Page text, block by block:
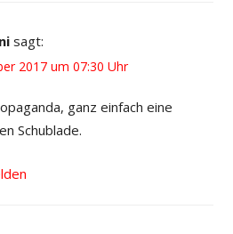
sagt:
2017 um 07:30 Uhr
ganz einfach eine
Schublade.